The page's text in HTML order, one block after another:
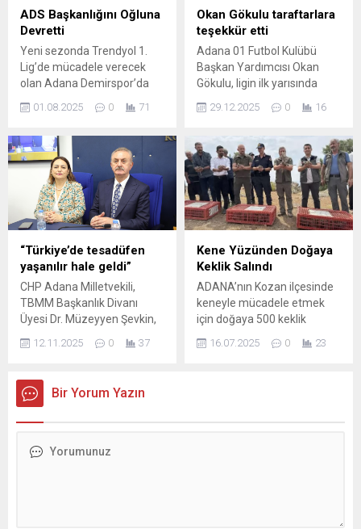
Valiliği’nin yakalandığını
duyurduğu 20 yaşındaki katil
bağımsızlığı ilke edinmiş,
öngörüsü yüksek büyük bir
siyaset adamı, büyük bir
komutan ve...
ADS Başkanlığını Oğluna
Devretti
Yeni sezonda Trendyol 1.
Lig’de mücadele verecek
olan Adana Demirspor’da
Adana Demirspor A.Ş.
Murat Sancak, daha önce
Bedirhan Durak’a verdiği
Kulüp Başkanlığı görevini,
şimdi oğlu Ali Sancak’a
verdi. Bundan sonraki
süreçte Mavi-Lacivertli
takımı Ali Sancak
yönetecek. Başkan
Değişikliği kararı Türkiye
Futbol Federasyonu (TFF)
sitesinde...
01.08.2025 0 71
Okan Gökulu taraftarlara
teşekkür etti
Adana 01 Futbol Kulübü
Başkan Yardımcısı Okan
Gökulu, ligin ilk yarısında
taraftarlara teşekkür ederek
taşıdığını söyledi. Gökulu,
sezon boyunca tribünlerde
sergilenen birlikteliğin
camiaya moral verdiğini
belirtti. Gökulu, ikinci yarıda
da aynı desteğin sürmesini
beklediklerini ifade ederek,
“Bu kulüp taraftarıyla güçlü.
29.12.2025 0 16
“Türkiye’de tesadüfen
yaşanılır hale geldi”
CHP Adana Milletvekili,
TBMM Başkanlık Divanı
Üyesi Dr. Müzeyyen Şevkin,
1 gün nedeniyle 17 yıl
emekliliği ertelenen
çıraklık-staj mağdurlarının,
kadro bekleyen taşeronların,
iş cinayeti ile motokuryelerin
12.11.2025 0 37
Kene Yüzünden Doğaya
Keklik Salındı
ADANA’nın Kozan ilçesinde
keneyle mücadele etmek
için doğaya 500 keklik
salındı. İlçedeki Salmanlı
Mahallesi’nde, kene
16.07.2025 0 23
Bir Yorum Yazın